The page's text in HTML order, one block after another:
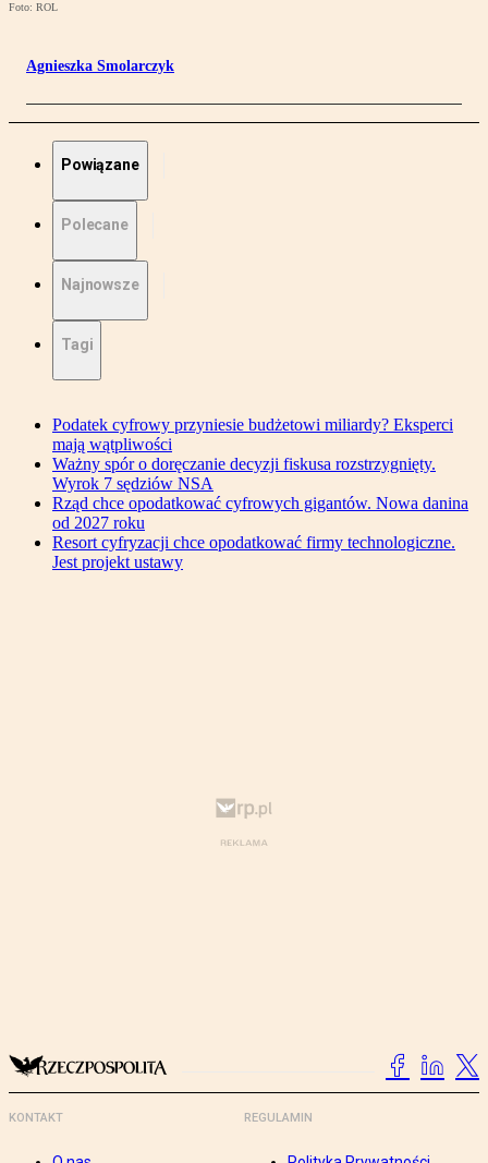
Foto: ROL
Agnieszka Smolarczyk
Powiązane
Polecane
Najnowsze
Tagi
Podatek cyfrowy przyniesie budżetowi miliardy? Eksperci
mają wątpliwości
Ważny spór o doręczanie decyzji fiskusa rozstrzygnięty.
Wyrok 7 sędziów NSA
Rząd chce opodatkować cyfrowych gigantów. Nowa danina
od 2027 roku
Resort cyfryzacji chce opodatkować firmy technologiczne.
Jest projekt ustawy
KONTAKT REGULAMIN